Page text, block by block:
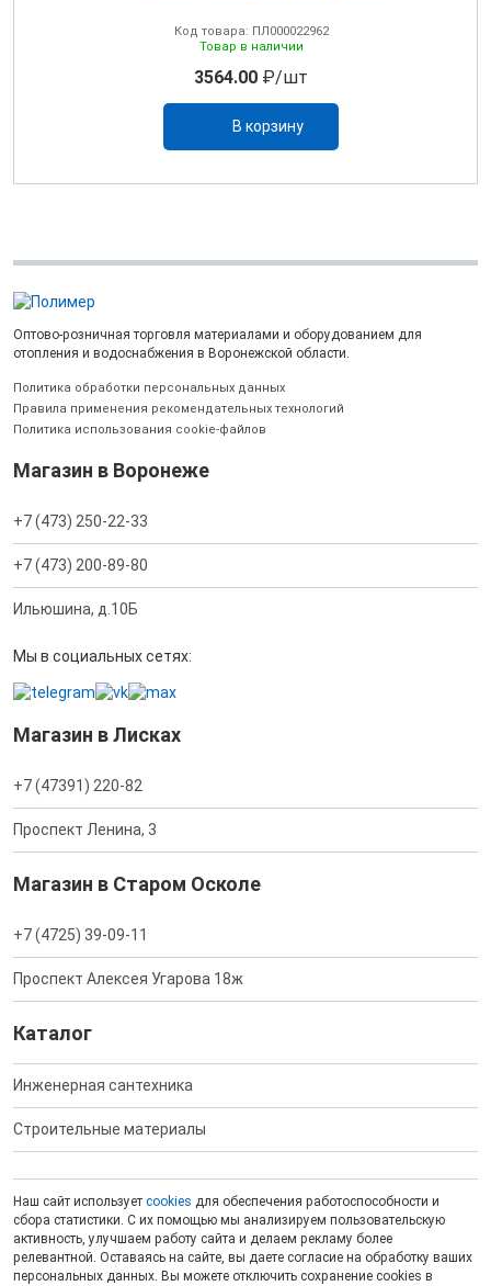
Код товара: ПЛ000022962
Товар в наличии
3564.00 ₽/шт
В корзину
Оптово-розничная торговля материалами и оборудованием для
отопления и водоснабжения в Воронежской области.
Политика обработки персональных данных
Правила применения рекомендательных технологий
Политика использования cookie-файлов
Магазин в Воронеже
+7 (473) 250-22-33
+7 (473) 200-89-80
Ильюшина, д.10Б
Мы в социальных сетях:
Магазин в Лисках
+7 (47391) 220-82
Проспект Ленина, 3
Магазин в Старом Осколе
+7 (4725) 39-09-11
Проспект Алексея Угарова 18ж
Каталог
Инженерная сантехника
Строительные материалы
Наш сайт использует cookies для обеспечения работоспособности и
сбора статистики. С их помощью мы анализируем пользовательскую
активность, улучшаем работу сайта и делаем рекламу более
релевантной. Оставаясь на сайте, вы даете согласие на обработку ваших
персональных данных. Вы можете отключить сохранение cookies в